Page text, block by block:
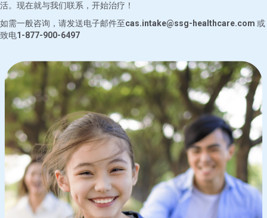
活。现在就与我们联系，开始治疗！
如需一般咨询，请发送电子邮件至cas.intake@ssg-healthcare.com 或
致电1-877-900-6497